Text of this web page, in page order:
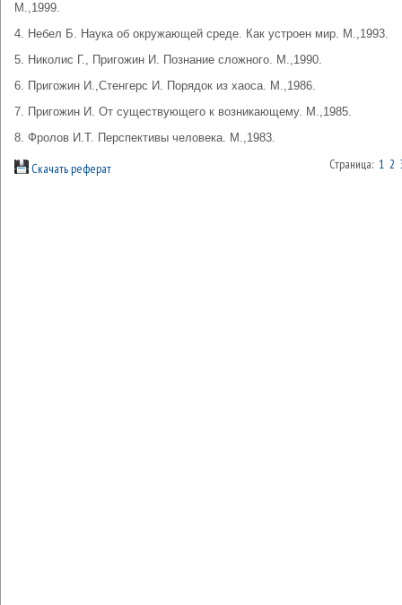
М.,1999.
4. Небел Б. Наука об окружающей среде. Как устроен мир. М.,1993.
5. Николис Г., Пригожин И. Познание сложного. М.,1990.
6. Пригожин И.,Стенгерс И. Порядок из хаоса. М.,1986.
7. Пригожин И. От существующего к возникающему. М.,1985.
8. Фролов И.Т. Перспективы человека. М.,1983.
Скачать реферат Страница: 1 2